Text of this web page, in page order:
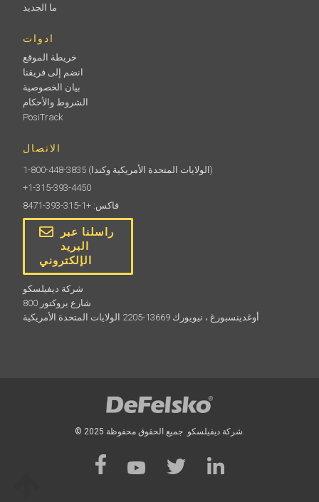
ما الجديد
ادوات
خريطة الموقع
انضم إلى فريقنا
بيان الخصوصية
الشروط والأحكام
PosiTrack
الاتصال
1-800-448-3835
(الولايات المتحدة الأمريكية وكندا)
+1-315-393-4450
فاكس: +1-315-393-8471
راسلنا عبر
البريد
الإلكتروني
شركة ديفيلسكو
800 شارع بروكتور
أوغدينسبورغ ، نيويورك 13669-2205 الولايات المتحدة الأمريكية
© 2025 شركة ديفيلسكو. جميع الحقوق محفوظة.